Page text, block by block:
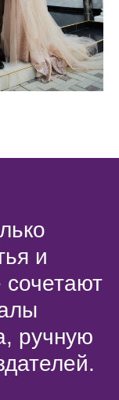
и
сочетают
ручную